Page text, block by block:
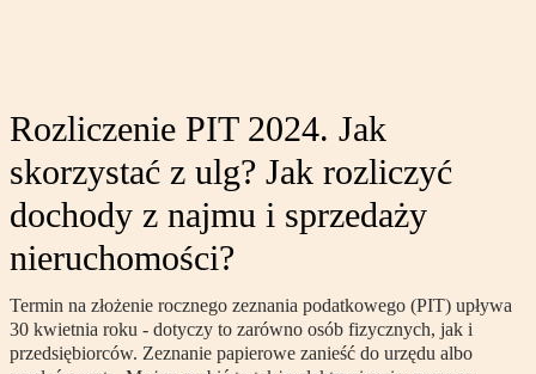
Rozliczenie PIT 2024. Jak
skorzystać z ulg? Jak rozliczyć
dochody z najmu i sprzedaży
nieruchomości?
Termin na złożenie rocznego zeznania podatkowego (PIT) upływa
30 kwietnia roku - dotyczy to zarówno osób fizycznych, jak i
przedsiębiorców. Zeznanie papierowe zanieść do urzędu albo